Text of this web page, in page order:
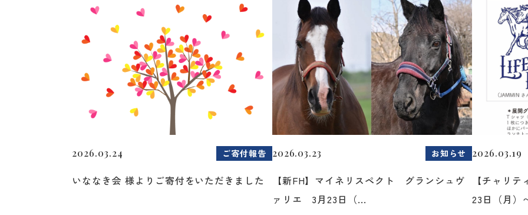
2026.03.24 ご寄付報告
いななき会 様よりご寄付をいただきました
2026.03.23 お知らせ
【新FH】マイネリスペクト グランシュヴ
ァリエ 3月23日（...
2026.03.19
【チャリ
23日（月）